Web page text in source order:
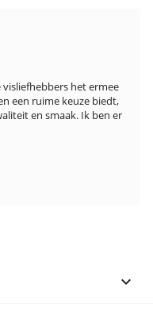
het ermee
een ruime keuze biedt,
en smaak. Ik ben er
